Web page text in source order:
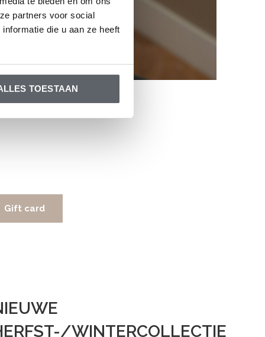
partners voor social
die u aan ze heeft
TOESTAAN
Gift card
WINTERCOLLECTIE